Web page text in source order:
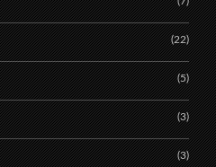
(22)
(5)
(3)
(3)